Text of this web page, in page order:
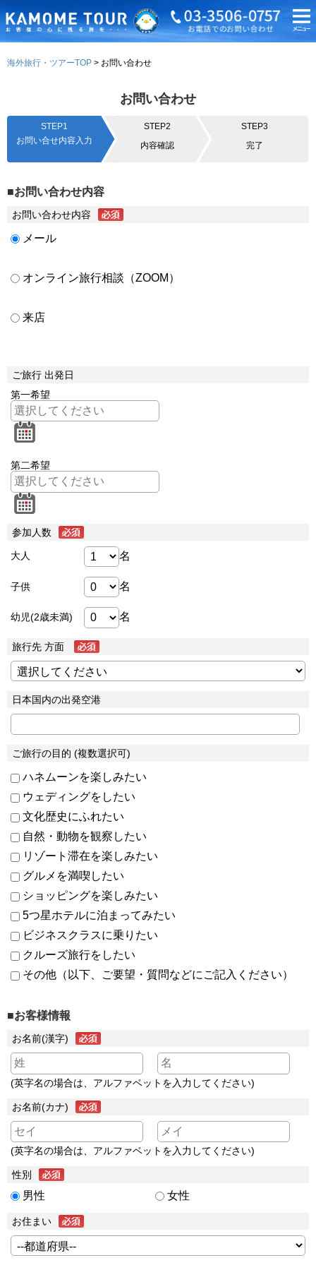
海外旅行・ツアーTOP お問い合わせ
お問い合わせ
STEP1
お問い合せ内容入力
STEP2
内容確認
STEP3
完了
■お問い合わせ内容
お問い合わせ内容
メール
オンライン旅行相談（ZOOM）
来店
ご旅行 出発日
第一希望
第二希望
参加人数
大人 名
子供 名
幼児(2歳未満) 名
旅行先 方面
日本国内の出発空港
ご旅行の目的 (複数選択可)
ハネムーンを楽しみたい
ウェディングをしたい
文化歴史にふれたい
自然・動物を観察したい
リゾート滞在を楽しみたい
グルメを満喫したい
ショッピングを楽しみたい
5つ星ホテルに泊まってみたい
ビジネスクラスに乗りたい
クルーズ旅行をしたい
その他（以下、ご要望・質問などにご記入ください）
■お客様情報
お名前(漢字)
(英字名の場合は、アルファベットを入力してください)
お名前(カナ)
(英字名の場合は、アルファベットを入力してください)
性別
男性 女性
お住まい